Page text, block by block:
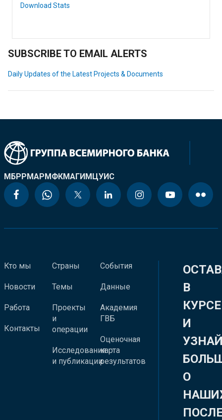
Download Stats
SUBSCRIBE TO EMAIL ALERTS
Daily Updates of the Latest Projects & Documents
МБРРМАРМФКМАГИМЦУИС
Кто мы
Новости
Работа
Контакты
Страны
Темы
Проекты
и
операции
Исследования
и публикации
События
Данные
Академия
ГВБ
Оценочная
карта
результатов
В
КУРСЕ
И
О